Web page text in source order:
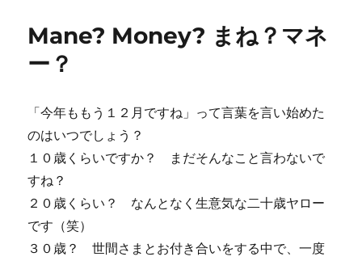
Mane? Money? まね？マネ
ー？
「今年ももう１２月ですね」って言葉を言い始めた
のはいつでしょう？
１０歳くらいですか？ まだそんなこと言わないで
すね？
２０歳くらい？ なんとなく生意気な二十歳ヤロー
です（笑）
３０歳？ 世間さまとお付き合いをする中で、一度